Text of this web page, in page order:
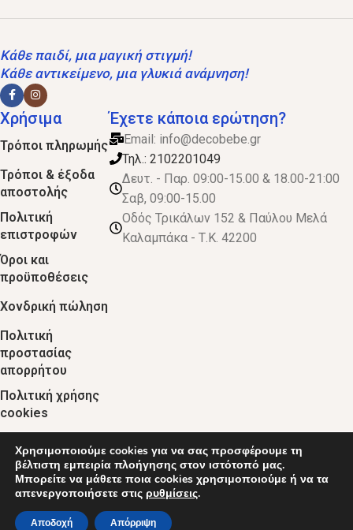
Κάθε παιδί, μια μαγική στιγμή!
Κάθε αντικείμενο, μια γλυκιά ανάμνηση!
Χρήσιμα
Τρόποι πληρωμής
Τρόποι & έξοδα
αποστολής
Πολιτική
επιστροφών
Όροι και
προϋποθέσεις
Χονδρική πώληση
Πολιτική
προστασίας
απορρήτου
Πολιτική χρήσης
cookies
Έχετε κάποια ερώτηση?
Email: info@decobebe.gr
Τηλ.: 2102201049
Δευτ. - Παρ. 09:00-15.00 & 18.00-21:00
Σαβ, 09:00-15.00
Οδός Τρικάλων 152 & Παύλου Μελά
Καλαμπάκα - Τ.Κ. 42200
© 2024 :: decobebe.gr
Χρησιμοποιούμε cookies για να σας προσφέρουμε τη
βέλτιστη εμπειρία πλοήγησης στον ιστότοπό μας.
Μπορείτε να μάθετε ποια cookies χρησιμοποιούμε ή να τα
απενεργοποιήσετε στις ρυθμίσεις.
Αποδοχή Απόρριψη